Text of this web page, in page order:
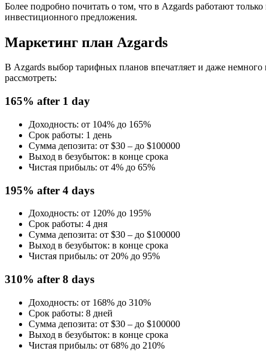
Более подробно почитать о том, что в Azgards работают
инвестиционного предложения.
Маркетинг план Azgards
В Azgards выбор тарифных планов впечатляет и даже немного
рассмотреть:
165% after 1 day
Доходность: от 104% до 165%
Срок работы: 1 день
Сумма депозита: от $30 – до $100000
Выход в безубыток: в конце срока
Чистая прибыль: от 4% до 65%
195% after 4 days
Доходность: от 120% до 195%
Срок работы: 4 дня
Сумма депозита: от $30 – до $100000
Выход в безубыток: в конце срока
Чистая прибыль: от 20% до 95%
310% after 8 days
Доходность: от 168% до 310%
Срок работы: 8 дней
Сумма депозита: от $30 – до $100000
Выход в безубыток: в конце срока
Чистая прибыль: от 68% до 210%